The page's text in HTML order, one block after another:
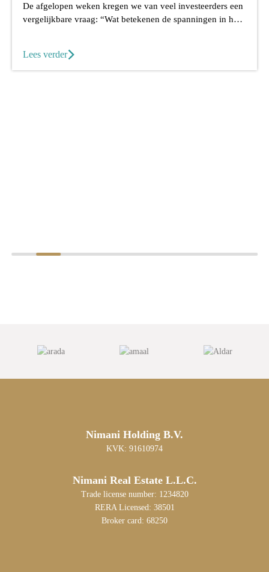
De afgelopen weken kregen we van veel investeerders een
vergelijkbare vraag: “Wat betekenen de spanningen in het
Lees verder
Nimani Holding B.V.
KVK: 91610974
Nimani Real Estate L.L.C.
Trade license number: 1234820
RERA Licensed: 38501
Broker card: 68250